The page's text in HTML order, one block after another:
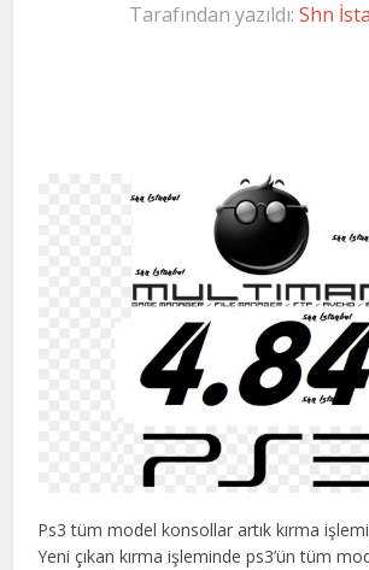
Tarafından yazıldı: Shn
Ps3 tüm model konsollar artık kırma
Yeni çıkan kırma işleminde ps3’ün tüm